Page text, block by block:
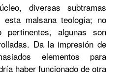
diversas subtramas
malsana teología; no
pertinentes, algunas son
Da la impresión de
elementos para
haber funcionado de otra